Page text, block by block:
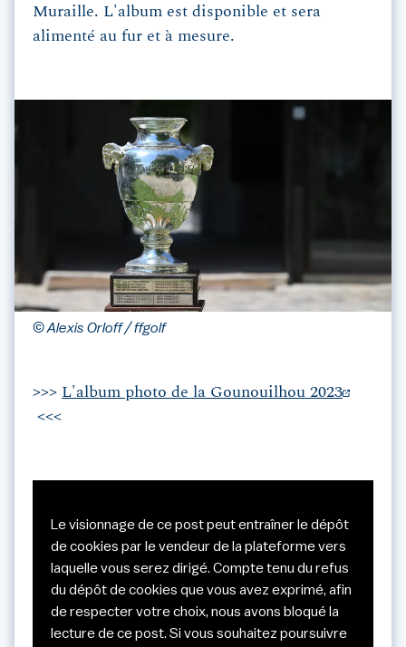
Muraille. L'album est disponible et sera
alimenté au fur et à mesure.
© Alexis Orloff / ffgolf
>>> L'album photo de la Gounouilhou 2023
<<<
Le visionnage de ce post peut entraîner le dépôt
de cookies par le vendeur de la plateforme vers
laquelle vous serez dirigé. Compte tenu du refus
du dépôt de cookies que vous avez exprimé, afin
de respecter votre choix, nous avons bloqué la
lecture de ce post. Si vous souhaitez poursuivre